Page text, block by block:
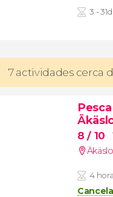
3 - 31d
7 actividades cerca
8/ 10
4